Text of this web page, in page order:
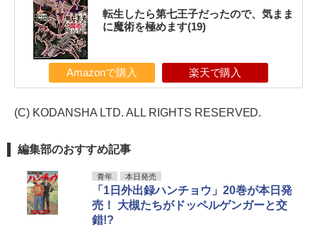
転生したら第七王子だったので、気まま
に魔術を極めます(19)
Amazonで購入 楽天で購入
(C) KODANSHA LTD. ALL RIGHTS RESERVED.
編集部のおすすめ記事
青年 本日発売
「1日外出録ハンチョウ」20巻が本日発
売！ 大槻たちがドッペルゲンガーと交
錯!?